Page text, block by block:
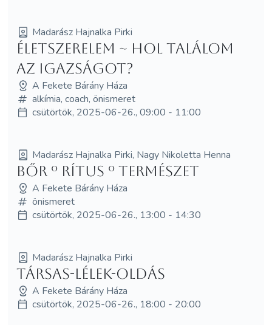
Madarász Hajnalka Pirki
Életszerelem ~ Hol találom
az igazságot?
A Fekete Bárány Háza
alkímia, coach, önismeret
csütörtök, 2025-06-26., 09:00 - 11:00
Madarász Hajnalka Pirki, Nagy Nikoletta Henna
Bőr º Rítus º Természet
A Fekete Bárány Háza
önismeret
csütörtök, 2025-06-26., 13:00 - 14:30
Madarász Hajnalka Pirki
Társas-LÉLEK-Oldás
A Fekete Bárány Háza
csütörtök, 2025-06-26., 18:00 - 20:00